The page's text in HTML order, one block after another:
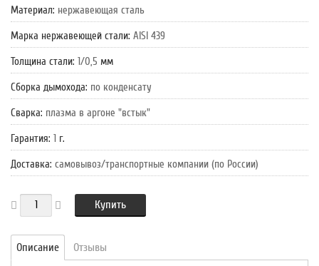
Материал: нержавеющая сталь
Марка нержавеющей стали: AISI 439
Толщина стали: 1/0,5 мм
Сборка дымохода: по конденсату
Сварка: плазма в аргоне "встык"
Гарантия: 1 г.
Доставка: самовывоз/транспортные компании (по России)
Купить
Описание Отзывы